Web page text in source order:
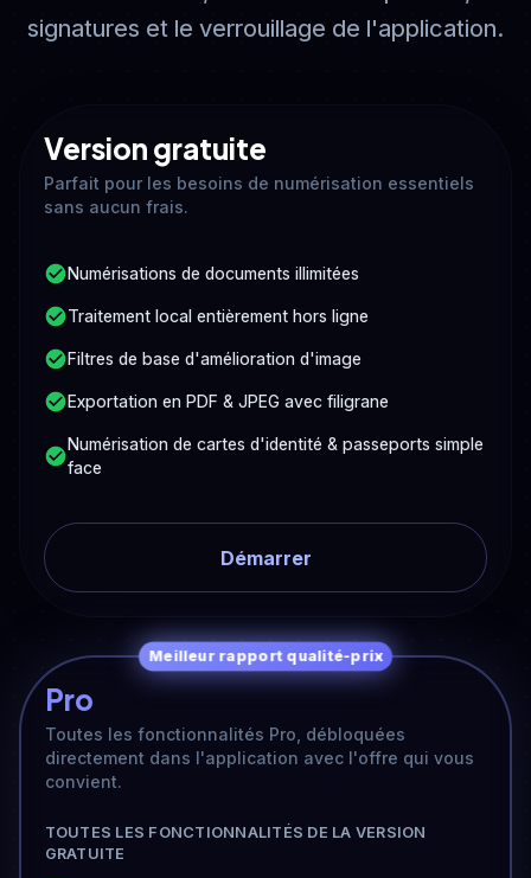
signatures et le verrouillage de l'application.
Version gratuite
Parfait pour les besoins de numérisation essentiels
sans aucun frais.
Numérisations de documents illimitées
Traitement local entièrement hors ligne
Filtres de base d'amélioration d'image
Exportation en PDF & JPEG avec filigrane
Numérisation de cartes d'identité & passeports simple
face
Démarrer
Meilleur rapport qualité-prix
Pro
Toutes les fonctionnalités Pro, débloquées
directement dans l'application avec l'offre qui vous
convient.
TOUTES LES FONCTIONNALITÉS DE LA VERSION
GRATUITE